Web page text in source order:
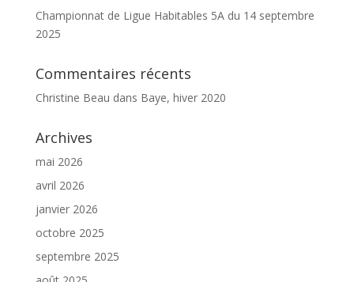
Championnat de Ligue Habitables 5A du 14 septembre
2025
Commentaires récents
Christine Beau dans Baye, hiver 2020
Archives
mai 2026
avril 2026
janvier 2026
octobre 2025
septembre 2025